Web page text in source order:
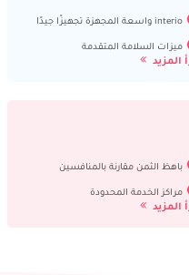
interio واسعة المجهزة تجهيزًا جيدًا
ميزات السلامة المتقدمة
المزيد
باهظ الثمن مقارنة بالمنافسين
مراكز الخدمة المحدودة
المزيد